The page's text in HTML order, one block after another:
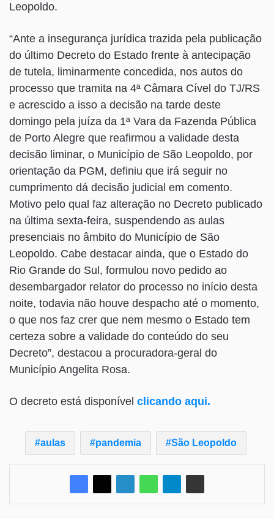
Leopoldo.
“Ante a insegurança jurídica trazida pela publicação
do último Decreto do Estado frente à antecipação
de tutela, liminarmente concedida, nos autos do
processo que tramita na 4ª Câmara Cível do TJ/RS
e acrescido a isso a decisão na tarde deste
domingo pela juíza da 1ª Vara da Fazenda Pública
de Porto Alegre que reafirmou a validade desta
decisão liminar, o Município de São Leopoldo, por
orientação da PGM, definiu que irá seguir no
cumprimento dá decisão judicial em comento.
Motivo pelo qual faz alteração no Decreto publicado
na última sexta-feira, suspendendo as aulas
presenciais no âmbito do Município de São
Leopoldo. Cabe destacar ainda, que o Estado do
Rio Grande do Sul, formulou novo pedido ao
desembargador relator do processo no início desta
noite, todavia não houve despacho até o momento,
o que nos faz crer que nem mesmo o Estado tem
certeza sobre a validade do conteúdo do seu
Decreto”, destacou a procuradora-geral do
Município Angelita Rosa.
O decreto está disponível clicando aqui.
aulas pandemia São Leopoldo